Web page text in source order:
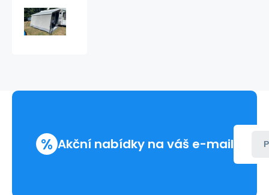
% Akční nabídky na váš e-mail